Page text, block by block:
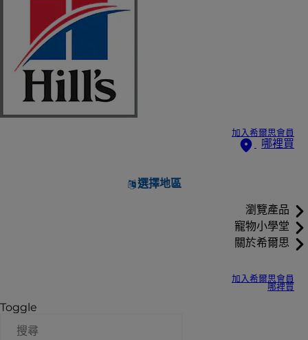
加入希爾思會員
哪裡買
選擇地區
瀏覽產品
寵物小學堂
關於希爾思
加入希爾思會員
哪裡買
Toggle